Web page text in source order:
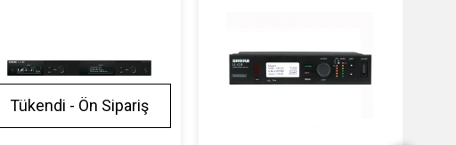
Tükendi - Ön Sipariş